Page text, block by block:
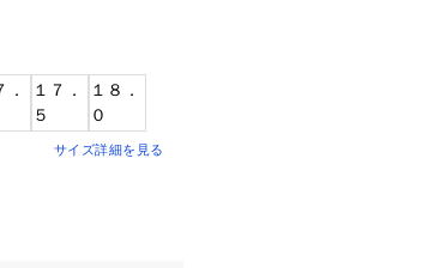
．
１７．
５
１８．
０
サイズ詳細を見る